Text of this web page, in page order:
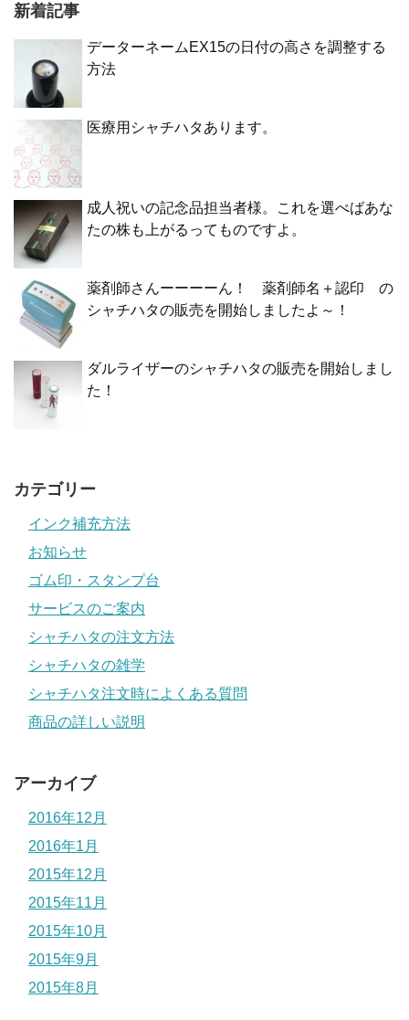
新着記事
データーネームEX15の日付の高さを調整する
方法
医療用シャチハタあります。
成人祝いの記念品担当者様。これを選べばあな
たの株も上がるってものですよ。
薬剤師さんーーーーん！ 薬剤師名＋認印 の
シャチハタの販売を開始しましたよ～！
ダルライザーのシャチハタの販売を開始しまし
た！
カテゴリー
インク補充方法
お知らせ
ゴム印・スタンプ台
サービスのご案内
シャチハタの注文方法
シャチハタの雑学
シャチハタ注文時によくある質問
商品の詳しい説明
アーカイブ
2016年12月
2016年1月
2015年12月
2015年11月
2015年10月
2015年9月
2015年8月